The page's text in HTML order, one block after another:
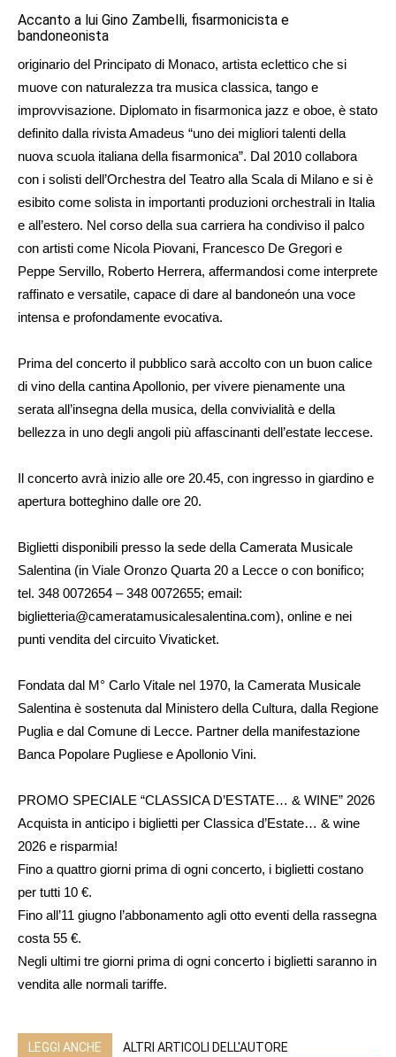
Accanto a lui Gino Zambelli, fisarmonicista e
bandoneonista
originario del Principato di Monaco, artista eclettico che si
muove con naturalezza tra musica classica, tango e
improvvisazione. Diplomato in fisarmonica jazz e oboe, è stato
definito dalla rivista Amadeus “uno dei migliori talenti della
nuova scuola italiana della fisarmonica”. Dal 2010 collabora
con i solisti dell’Orchestra del Teatro alla Scala di Milano e si è
esibito come solista in importanti produzioni orchestrali in Italia
e all’estero. Nel corso della sua carriera ha condiviso il palco
con artisti come Nicola Piovani, Francesco De Gregori e
Peppe Servillo, Roberto Herrera, affermandosi come interprete
raffinato e versatile, capace di dare al bandoneón una voce
intensa e profondamente evocativa.
Prima del concerto il pubblico sarà accolto con un buon calice
di vino della cantina Apollonio, per vivere pienamente una
serata all’insegna della musica, della convivialità e della
bellezza in uno degli angoli più affascinanti dell’estate leccese.
Il concerto avrà inizio alle ore 20.45, con ingresso in giardino e
apertura botteghino dalle ore 20.
Biglietti disponibili presso la sede della Camerata Musicale
Salentina (in Viale Oronzo Quarta 20 a Lecce o con bonifico;
tel. 348 0072654 – 348 0072655; email:
biglietteria@cameratamusicalesalentina.com), online e nei
punti vendita del circuito Vivaticket.
Fondata dal M° Carlo Vitale nel 1970, la Camerata Musicale
Salentina è sostenuta dal Ministero della Cultura, dalla Regione
Puglia e dal Comune di Lecce. Partner della manifestazione
Banca Popolare Pugliese e Apollonio Vini.
PROMO SPECIALE “CLASSICA D’ESTATE… & WINE” 2026
Acquista in anticipo i biglietti per Classica d’Estate… & wine
2026 e risparmia!
Fino a quattro giorni prima di ogni concerto, i biglietti costano
per tutti 10 €.
Fino all’11 giugno l’abbonamento agli otto eventi della rassegna
costa 55 €.
Negli ultimi tre giorni prima di ogni concerto i biglietti saranno in
vendita alle normali tariffe.
LEGGI ANCHE ALTRI ARTICOLI DELL'AUTORE